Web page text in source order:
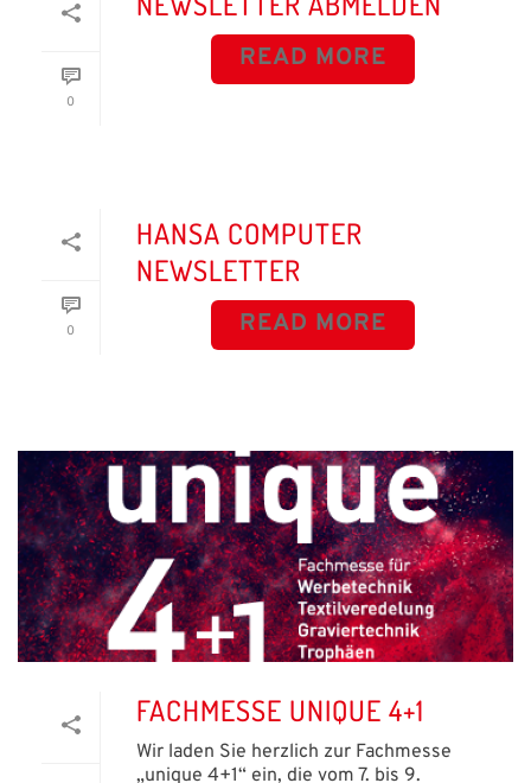
0
READ MORE
0
HANSA COMPUTER
NEWSLETTER
READ MORE
FACHMESSE UNIQUE 4+1
Wir laden Sie herzlich zur Fachmesse
„unique 4+1“ ein, die vom 7. bis 9.